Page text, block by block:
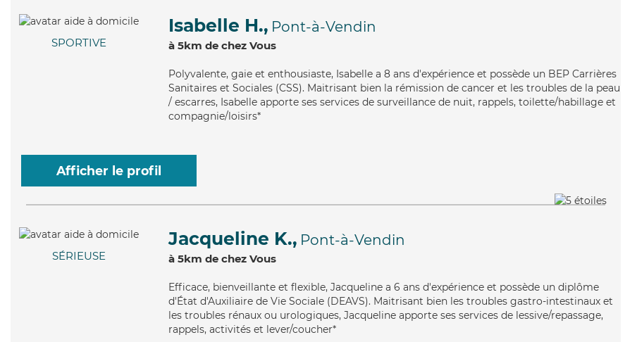
SPORTIVE
Isabelle H., Pont-à-Vendin
à 5km de chez Vous
Polyvalente, gaie et enthousiaste, Isabelle a 8 ans d'expérience et possède un BEP Carrières
Sanitaires et Sociales (CSS). Maitrisant bien la rémission de cancer et les troubles de la peau
/ escarres, Isabelle apporte ses services de surveillance de nuit, rappels, toilette/habillage et
compagnie/loisirs*
Afficher le profil
SÉRIEUSE
Jacqueline K., Pont-à-Vendin
à 5km de chez Vous
Efficace, bienveillante et flexible, Jacqueline a 6 ans d'expérience et possède un diplôme
d'État d'Auxiliaire de Vie Sociale (DEAVS). Maitrisant bien les troubles gastro-intestinaux et
les troubles rénaux ou urologiques, Jacqueline apporte ses services de lessive/repassage,
rappels, activités et lever/coucher*